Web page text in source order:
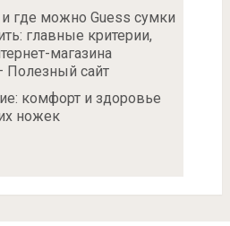
где можно Guess сумки
главные критерии,
магазина
сайт
комфорт и здоровье
ножек